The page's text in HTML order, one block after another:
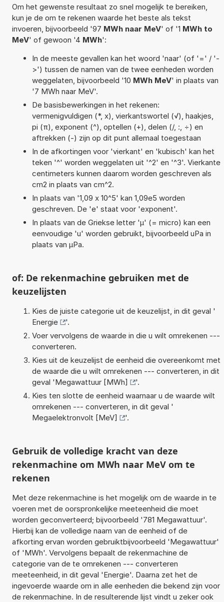
Om het gewenste resultaat zo snel mogelijk te bereiken,
kun je de om te rekenen waarde het beste als tekst
invoeren, bijvoorbeeld '97 MWh naar MeV' of '1 MWh to
MeV' of gewoon '4 MWh':
In de meeste gevallen kan het woord 'naar' (of '=' / '-
>') tussen de namen van de twee eenheden worden
weggelaten, bijvoorbeeld '10 MWh MeV' in plaats van
'7 MWh naar MeV'.
De basisbewerkingen in het rekenen:
vermenigvuldigen (*, x), vierkantswortel (√), haakjes,
pi (π), exponent (^), optellen (+), delen (/, :, ÷) en
aftrekken (-) zijn op dit punt allemaal toegestaan
In de afkortingen voor 'vierkant' en 'kubisch' kan het
teken '^' worden weggelaten uit '^2' en '^3'. Vierkante
centimeters kunnen daarom worden geschreven als
cm2 in plaats van cm^2.
In plaats van '1,09 x 10^5' kan 1,09e5 worden
geschreven. De 'e' staat voor 'exponent'.
In plaats van de Griekse letter 'µ' (= micro) kan een
eenvoudige 'u' worden gebruikt, bijvoorbeeld uPa in
plaats van µPa.
of: De rekenmachine gebruiken met de
keuzelijsten
Kies de juiste categorie uit de keuzelijst, in dit geval '
Energie
'.
Voer vervolgens de waarde in die u wilt omrekenen ---
converteren.
Kies uit de keuzelijst de eenheid die overeenkomt met
de waarde die u wilt omrekenen --- converteren, in dit
geval 'Megawattuur [MWh]
'.
Kies ten slotte de eenheid waarnaar u de waarde wilt
omrekenen --- converteren, in dit geval '
Megaelektronvolt [MeV]
'.
Gebruik de volledige kracht van deze
rekenmachine om MWh naar MeV om te
rekenen
Met deze rekenmachine is het mogelijk om de waarde in te
voeren met de oorspronkelijke meeteenheid die moet
worden geconverteerd; bijvoorbeeld '781 Megawattuur'.
Hierbij kan de volledige naam van de eenheid of de
afkorting ervan worden gebruiktbijvoorbeeld 'Megawattuur'
of 'MWh'. Vervolgens bepaalt de rekenmachine de
categorie van de te omrekenen --- converteren
meeteenheid, in dit geval 'Energie'. Daarna zet het de
ingevoerde waarde om in alle eenheden die bekend zijn voor
de rekenmachine. In de resulterende lijst vindt u zeker ook